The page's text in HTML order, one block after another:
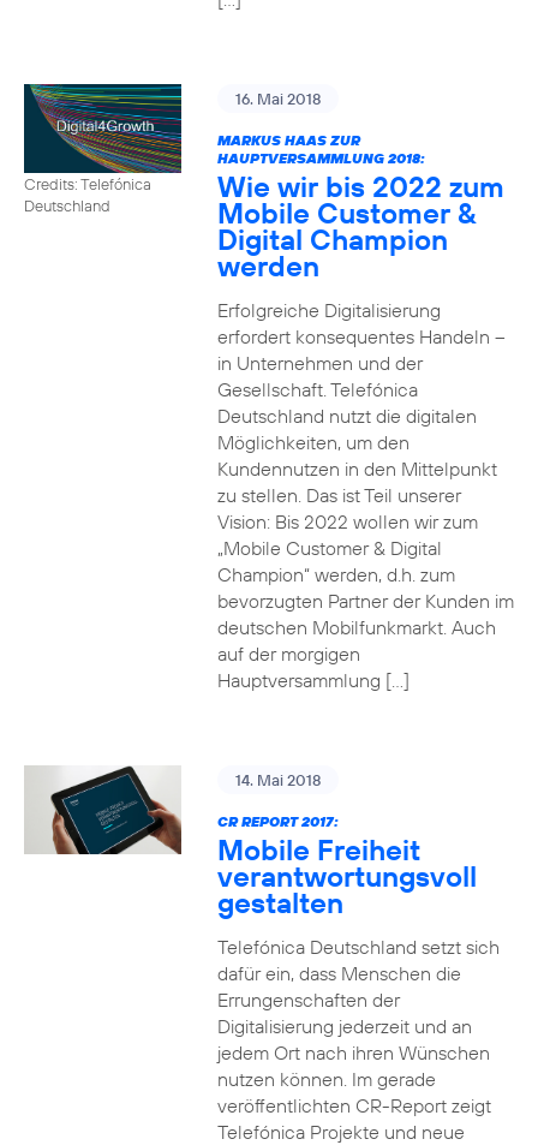
Credits: Telefónica
Deutschland
16. Mai 2018
MARKUS HAAS ZUR
HAUPTVERSAMMLUNG 2018:
Wie wir bis 2022 zum
Mobile Customer &
Digital Champion
werden
Erfolgreiche Digitalisierung
erfordert konsequentes Handeln –
in Unternehmen und der
Gesellschaft. Telefónica
Deutschland nutzt die digitalen
Möglichkeiten, um den
Kundennutzen in den Mittelpunkt
zu stellen. Das ist Teil unserer
Vision: Bis 2022 wollen wir zum
„Mobile Customer & Digital
Champion“ werden, d.h. zum
bevorzugten Partner der Kunden im
deutschen Mobilfunkmarkt. Auch
auf der morgigen
Hauptversammlung […]
14. Mai 2018
CR REPORT 2017:
Mobile Freiheit
verantwortungsvoll
gestalten
Telefónica Deutschland setzt sich
dafür ein, dass Menschen die
Errungenschaften der
Digitalisierung jederzeit und an
jedem Ort nach ihren Wünschen
nutzen können. Im gerade
veröffentlichten CR-Report zeigt
Telefónica Projekte und neue